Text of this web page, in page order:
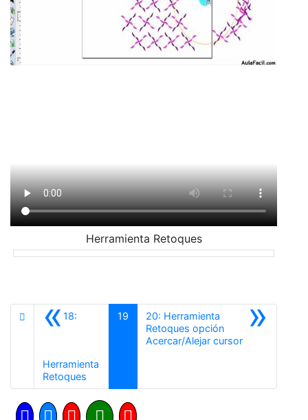
Herramienta Retoques
«18:
Herramienta
Retoques
19 »
20: Herramienta
Retoques opción
Acercar/Alejar cursorSiguiente